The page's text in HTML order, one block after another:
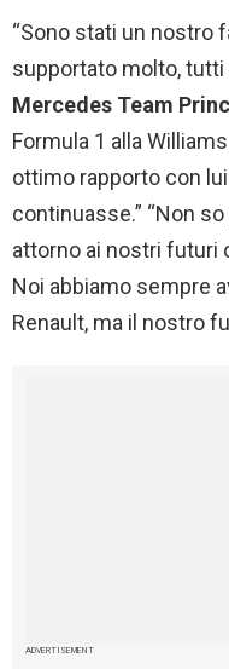
“Sono stati un nostro
supportato molto,
Mercedes Team
Formula 1 alla
ottimo rapporto con
continuasse.” “Non
attorno ai nostri futuri
Noi abbiamo sempre
Renault, ma il nostro
ADVERTISEMENT